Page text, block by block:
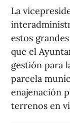
La
estos
que el
gestión para
parcela
enajenación
terrenos en